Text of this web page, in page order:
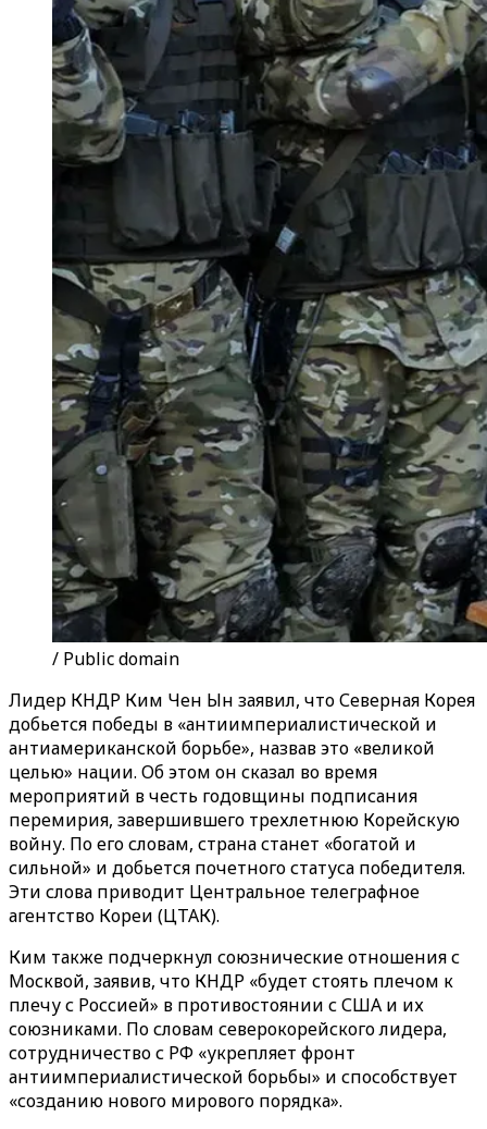
/ Public domain
Лидер КНДР Ким Чен Ын заявил, что Северная Корея
добьется победы в «антиимпериалистической и
антиамериканской борьбе», назвав это «великой
целью» нации. Об этом он сказал во время
мероприятий в честь годовщины подписания
перемирия, завершившего трехлетнюю Корейскую
войну. По его словам, страна станет «богатой и
сильной» и добьется почетного статуса победителя.
Эти слова приводит Центральное телеграфное
агентство Кореи (ЦТАК).
Ким также подчеркнул союзнические отношения с
Москвой, заявив, что КНДР «будет стоять плечом к
плечу с Россией» в противостоянии с США и их
союзниками. По словам северокорейского лидера,
сотрудничество с РФ «укрепляет фронт
антиимпериалистической борьбы» и способствует
«созданию нового мирового порядка».